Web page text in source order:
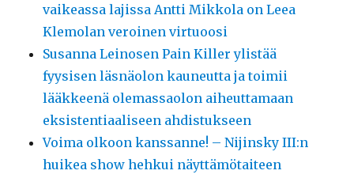
vaikeassa lajissa Antti Mikkola on Leea
Klemolan veroinen virtuoosi
Susanna Leinosen Pain Killer ylistää
fyysisen läsnäolon kauneutta ja toimii
lääkkeenä olemassaolon aiheuttamaan
eksistentiaaliseen ahdistukseen
Voima olkoon kanssanne! – Nijinsky III:n
huikea show hehkui näyttämötaiteen